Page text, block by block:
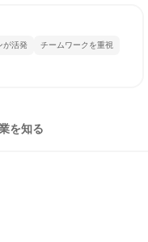
が活発 チームワークを重視
を知る